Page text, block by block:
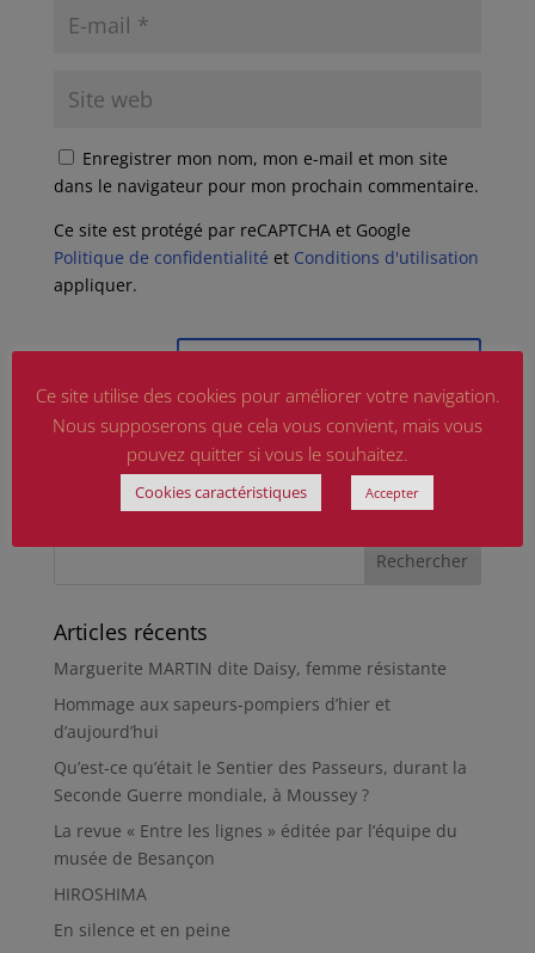
Enregistrer mon nom, mon e-mail et mon site
dans le navigateur pour mon prochain commentaire.
Ce site est protégé par reCAPTCHA et Google
Politique de confidentialité et Conditions d'utilisation
appliquer.
Articles récents
Marguerite MARTIN dite Daisy, femme résistante
Hommage aux sapeurs-pompiers d’hier et
d’aujourd’hui
Qu’est-ce qu’était le Sentier des Passeurs, durant la
Seconde Guerre mondiale, à Moussey ?
La revue « Entre les lignes » éditée par l’équipe du
musée de Besançon
HIROSHIMA
En silence et en peine
Ce site utilise des cookies pour améliorer votre navigation.
Nous supposerons que cela vous convient, mais vous
pouvez quitter si vous le souhaitez.
Cookies caractéristiques Accepter